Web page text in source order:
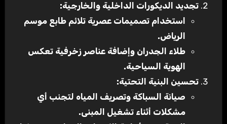
تجديد الديكورات الداخلية والخارجية:
استخدام تصميمات عصرية تلائم طابع موسم
الرياض.
طلاء الجدران وإضافة عناصر زخرفية تعكس
الهوية السياحية.
تحسين البنية التحتية:
صيانة السباكة وتصريف المياه لتجنب أي
مشكلات أثناء تشغيل المبنى.